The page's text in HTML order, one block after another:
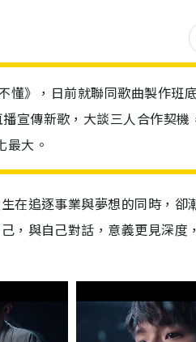
懂》，日前就聯同歌曲製作班
宣傳新歌，大談三人合作契
最大。
在追逐事業與夢想的同時，卻
，與自己對話，意義更見深度